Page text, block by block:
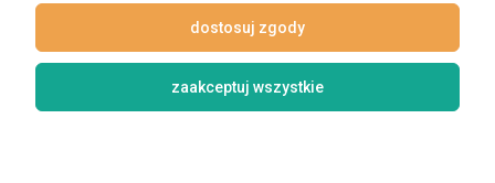
dostosuj zgody
zaakceptuj wszystkie